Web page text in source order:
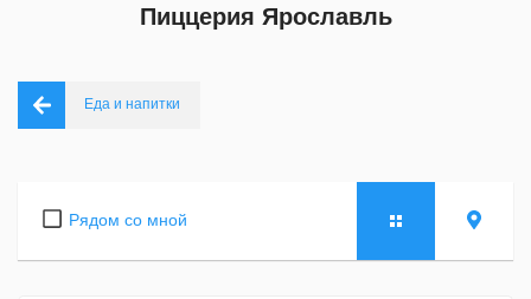
Пиццерия Ярославль
Еда и напитки
Рядом со мной